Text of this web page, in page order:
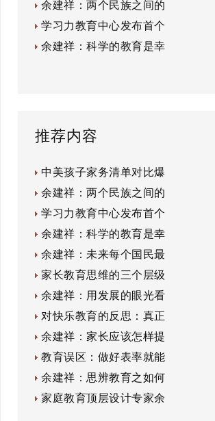
余建祥：两个民族之间的
学习力教育中心发布首个
余建祥：科学的教育是幸
推荐内容
中美孩子家务清单对比爆
余建祥：两个民族之间的
学习力教育中心发布首个
余建祥：科学的教育是幸
余建祥：未来每个国民最
家长教育思维的三个层级
余建祥：用发展的眼光看
对快乐教育的反思：真正
余建祥：家长应该怎样提
教育误区：做好表率就能
余建祥：思辨教育之如何
家庭教育顶层设计专家余